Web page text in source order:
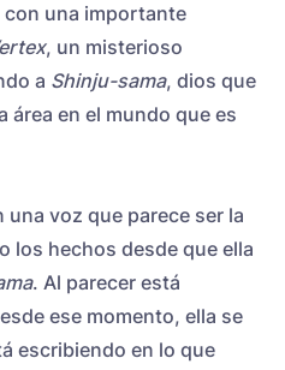
una importante
, un misterioso
a Shinju-sama, dios que
área en el mundo que es
voz que parece ser la
los hechos desde que ella
. Al parecer está
ese momento, ella se
escribiendo en lo que